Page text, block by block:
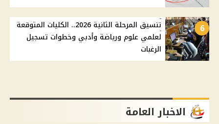
6
تنسيق المرحلة الثانية 2026.. الكليات المتوقعة
لعلمي علوم ورياضة وأدبي وخطوات تسجيل
الرغبات
الاخبار العامة